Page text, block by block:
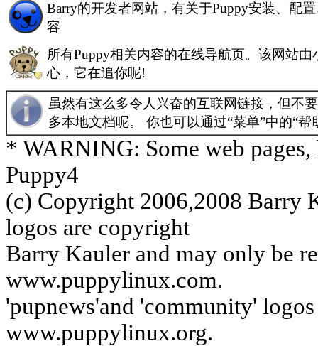
Barry的开发者网站，有关于Puppy安装、配
容
所有Puppy相关内容的在线导航页。该网站由
心，它在追你呢!
虽然有这么多令人兴奋的互联网链接，但不
多本地文档呢。 你也可以通过“菜单”中的“帮
* WARNING: Some web
Puppy4
(c) Copyright 2006,2008 Barry
logos are copyright
Barry Kauler and may only be
www.puppylinux.com.
'pupnews'and 'community'
www.puppylinux.org.